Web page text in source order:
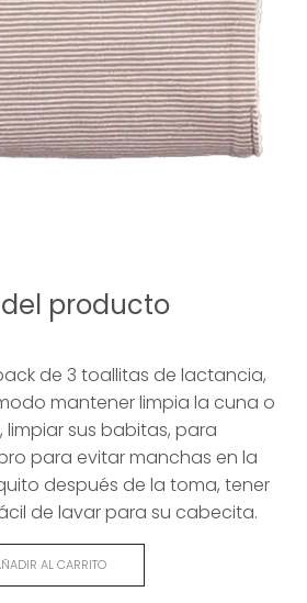
producto
de 3 toallitas de lactancia,
mantener limpia la cuna o
sus babitas, para
para evitar manchas en la
después de la toma, tener
de lavar para su cabecita.
AL CARRITO